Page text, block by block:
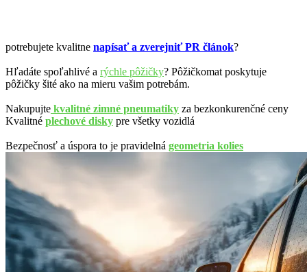
potrebujete kvalitne napísať a zverejniť PR článok?
Hľadáte spoľahlivé a rýchle pôžičky? Pôžičkomat poskytuje
pôžičky šité ako na mieru vašim potrebám.
Nakupujte kvalitné zimné pneumatiky za bezkonkurenčné ceny
Kvalitné plechové disky pre všetky vozidlá
Bezpečnosť a úspora to je pravidelná geometria kolies